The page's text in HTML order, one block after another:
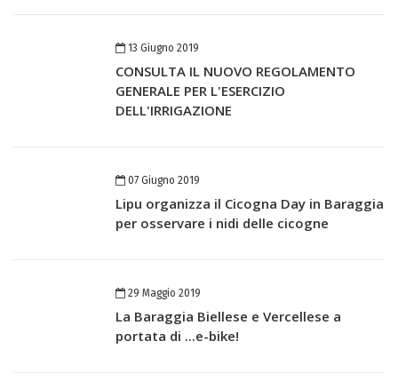
13 Giugno 2019
CONSULTA IL NUOVO REGOLAMENTO
GENERALE PER L'ESERCIZIO
DELL'IRRIGAZIONE
07 Giugno 2019
Lipu organizza il Cicogna Day in Baraggia
per osservare i nidi delle cicogne
29 Maggio 2019
La Baraggia Biellese e Vercellese a
portata di ...e-bike!